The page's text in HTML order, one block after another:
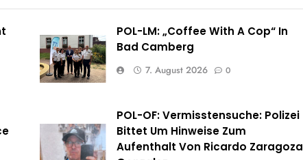
POL-LM: „Coffee With A Cop“ In
Bad Camberg
7. August 2026 0
POL-OF: Vermisstensuche: Polizei
Bittet Um Hinweise Zum
Aufenthalt Von Ricardo Zaragoza